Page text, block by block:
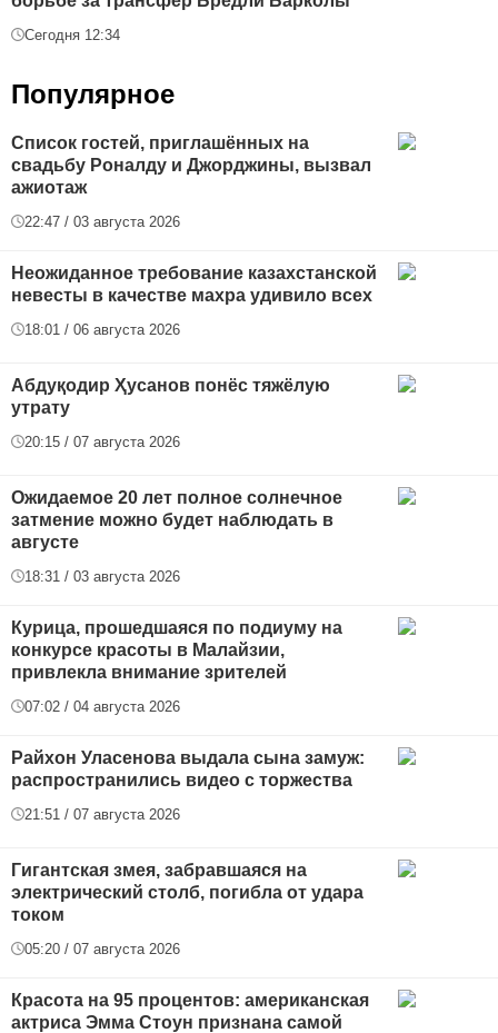
Сегодня 12:34
Популярное
Список гостей, приглашённых на
свадьбу Роналду и Джорджины, вызвал
ажиотаж
22:47 / 03 августа 2026
Неожиданное требование казахстанской
невесты в качестве махра удивило всех
18:01 / 06 августа 2026
Абдуқодир Ҳусанов понёс тяжёлую
утрату
20:15 / 07 августа 2026
Ожидаемое 20 лет полное солнечное
затмение можно будет наблюдать в
августе
18:31 / 03 августа 2026
Курица, прошедшаяся по подиуму на
конкурсе красоты в Малайзии,
привлекла внимание зрителей
07:02 / 04 августа 2026
Райхон Уласенова выдала сына замуж:
распространились видео с торжества
21:51 / 07 августа 2026
Гигантская змея, забравшаяся на
электрический столб, погибла от удара
током
05:20 / 07 августа 2026
Красота на 95 процентов: американская
актриса Эмма Стоун признана самой